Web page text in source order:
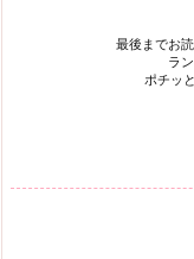
最後までお
ラ
ポチッ